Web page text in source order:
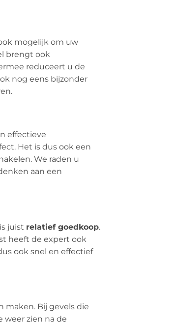
mogelijk om uw
brengt ook
reduceert u de
nog eens bijzonder
effectieve
Het is dus ook een
We raden u
aan een
juist relatief goedkoop.
heeft de expert ook
ook snel en effectief
maken. Bij gevels die
weer zien na de